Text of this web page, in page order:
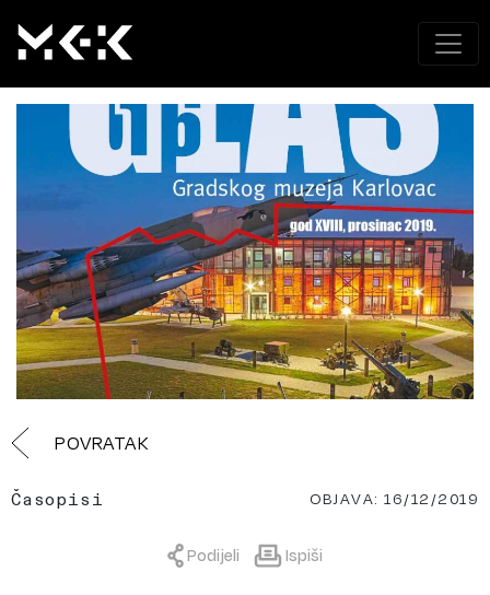
POVRATAK
Časopisi OBJAVA: 16/12/2019
Podijeli Ispiši